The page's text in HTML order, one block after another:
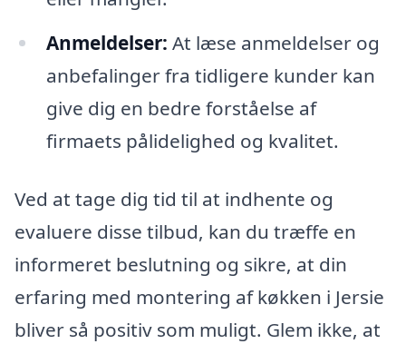
Anmeldelser: At læse anmeldelser og
anbefalinger fra tidligere kunder kan
give dig en bedre forståelse af
firmaets pålidelighed og kvalitet.
Ved at tage dig tid til at indhente og
evaluere disse tilbud, kan du træffe en
informeret beslutning og sikre, at din
erfaring med montering af køkken i Jersie
bliver så positiv som muligt. Glem ikke, at